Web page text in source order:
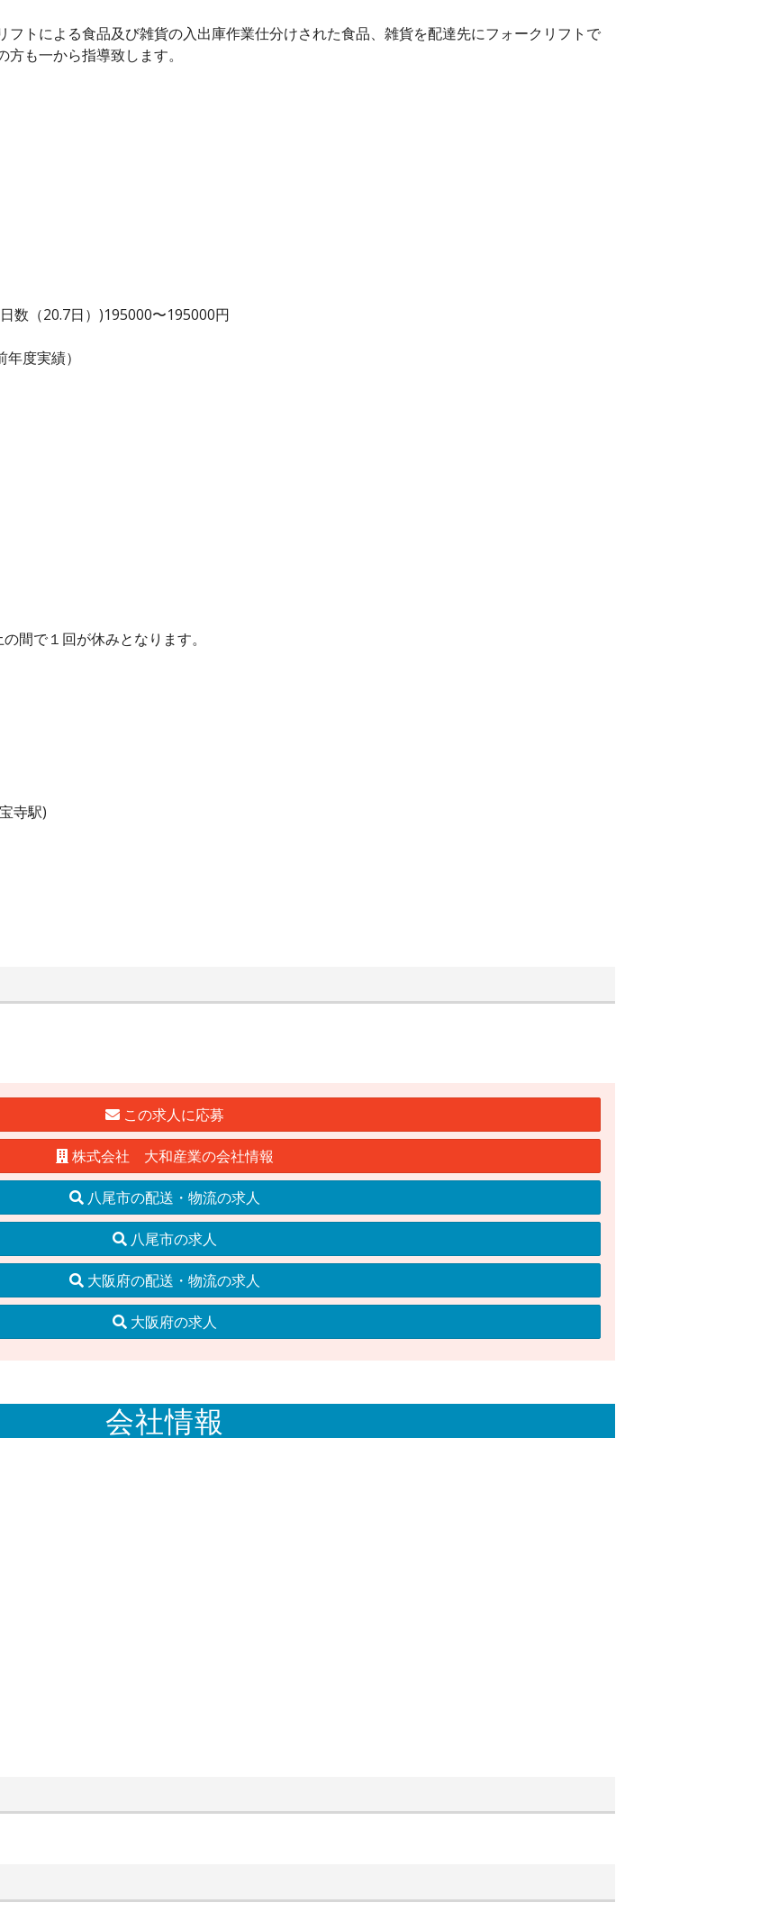
トによる食品及び雑貨の入出庫作業仕分けされた食品、雑貨を配達先にフォークリフトで
も一から指導致します。
数（20.7日）)195000〜195000円
度実績）
間で１回が休みとなります。
寺駅)
この求人に応募
株式会社 大和産業の会社情報
八尾市の配送・物流の求人
八尾市の求人
大阪府の配送・物流の求人
大阪府の求人
会社情報